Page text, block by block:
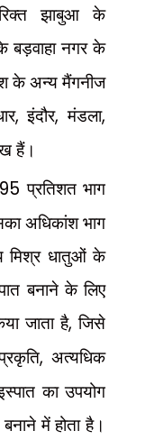
झाबुआ के
बड़वाहा नगर के
के अन्य मैंगनीज
,इंदौर,मंडला,
हैं।
95 प्रतिशत भाग
अधिकांश भाग
मिश्र धातुओं के
बनाने के लिए
जाता है,जिसे
,अत्यधिक
का उपयोग
में होता है।